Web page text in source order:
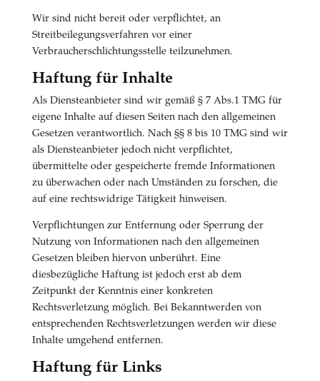
Wir sind nicht bereit oder verpflichtet, an
Streitbeilegungsverfahren vor einer
Verbraucherschlichtungsstelle teilzunehmen.
Haftung für Inhalte
Als Diensteanbieter sind wir gemäß § 7 Abs.1 TMG für
eigene Inhalte auf diesen Seiten nach den allgemeinen
Gesetzen verantwortlich. Nach §§ 8 bis 10 TMG sind wir
als Diensteanbieter jedoch nicht verpflichtet,
übermittelte oder gespeicherte fremde Informationen
zu überwachen oder nach Umständen zu forschen, die
auf eine rechtswidrige Tätigkeit hinweisen.
Verpflichtungen zur Entfernung oder Sperrung der
Nutzung von Informationen nach den allgemeinen
Gesetzen bleiben hiervon unberührt. Eine
diesbezügliche Haftung ist jedoch erst ab dem
Zeitpunkt der Kenntnis einer konkreten
Rechtsverletzung möglich. Bei Bekanntwerden von
entsprechenden Rechtsverletzungen werden wir diese
Inhalte umgehend entfernen.
Haftung für Links